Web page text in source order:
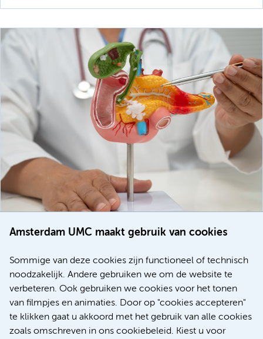
Amsterdam UMC maakt gebruik van cookies
Sommige van deze cookies zijn functioneel of technisch
noodzakelijk. Andere gebruiken we om de website te
verbeteren. Ook gebruiken we cookies voor het tonen
van filmpjes en animaties. Door op "cookies accepteren"
te klikken gaat u akkoord met het gebruik van alle cookies
zoals omschreven in ons cookiebeleid. Kiest u voor
voor patiënten met alvleesklierkanker verbeteren